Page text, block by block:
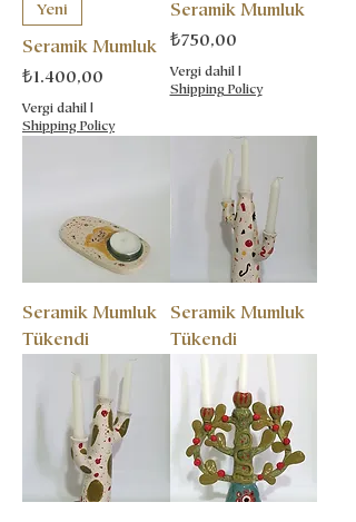
Yeni
Seramik Mumluk
Fiyat
₺1.400,00
Vergi dahil
Shipping Policy
Seramik Mumluk
Fiyat
₺750,00
Vergi dahil|
Shipping Policy
Seramik Mumluk
Tükendi
Seramik Mumluk
Tükendi